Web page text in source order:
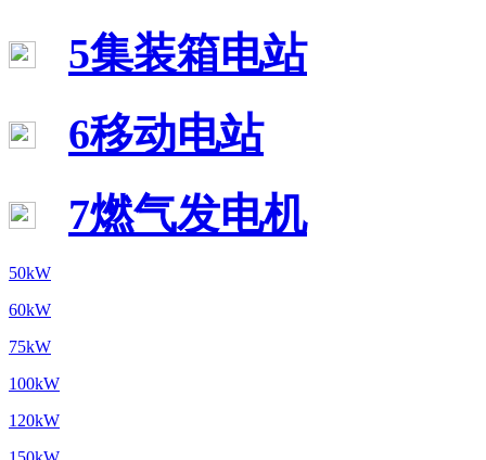
5集装箱电站
6移动电站
7燃气发电机
50kW
60kW
75kW
100kW
120kW